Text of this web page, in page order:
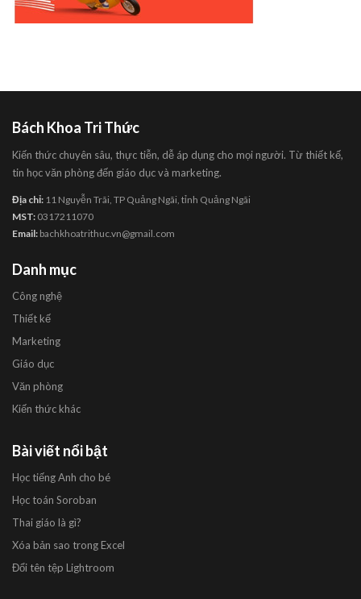
Bách Khoa Tri Thức
Kiến thức chuyên sâu, thực tiễn, dễ áp dụng cho mọi người. Từ thiết kế,
tin học văn phòng đến giáo dục và marketing.
Địa chỉ: 11 Nguyễn Trãi, TP Quảng Ngãi, tỉnh Quảng Ngãi
MST: 0317211070
Email: bachkhoatrithuc.vn@gmail.com
Danh mục
Công nghệ
Thiết kế
Marketing
Giáo dục
Văn phòng
Kiến thức khác
Bài viết nổi bật
Học tiếng Anh cho bé
Học toán Soroban
Thai giáo là gì?
Xóa bản sao trong Excel
Đổi tên tệp Lightroom